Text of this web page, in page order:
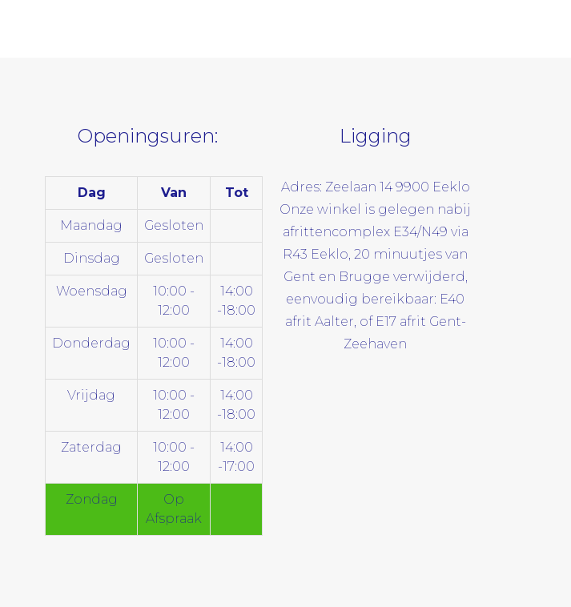
Openingsuren:
Dag Van Tot
Maandag Gesloten
Dinsdag Gesloten
Woensdag
10:00 -
12:00
14:00
-18:00
Donderdag
10:00 -
12:00
14:00
-18:00
Vrijdag
10:00 -
12:00
14:00
-18:00
Zaterdag
10:00 -
12:00
14:00
-17:00
Zondag
Op
Afspraak
Ligging
Adres: Zeelaan 14 9900 Eeklo
Onze winkel is gelegen nabij
afrittencomplex E34/N49 via
R43 Eeklo, 20 minuutjes van
Gent en Brugge verwijderd,
eenvoudig bereikbaar: E40
afrit Aalter, of E17 afrit Gent-
Zeehaven